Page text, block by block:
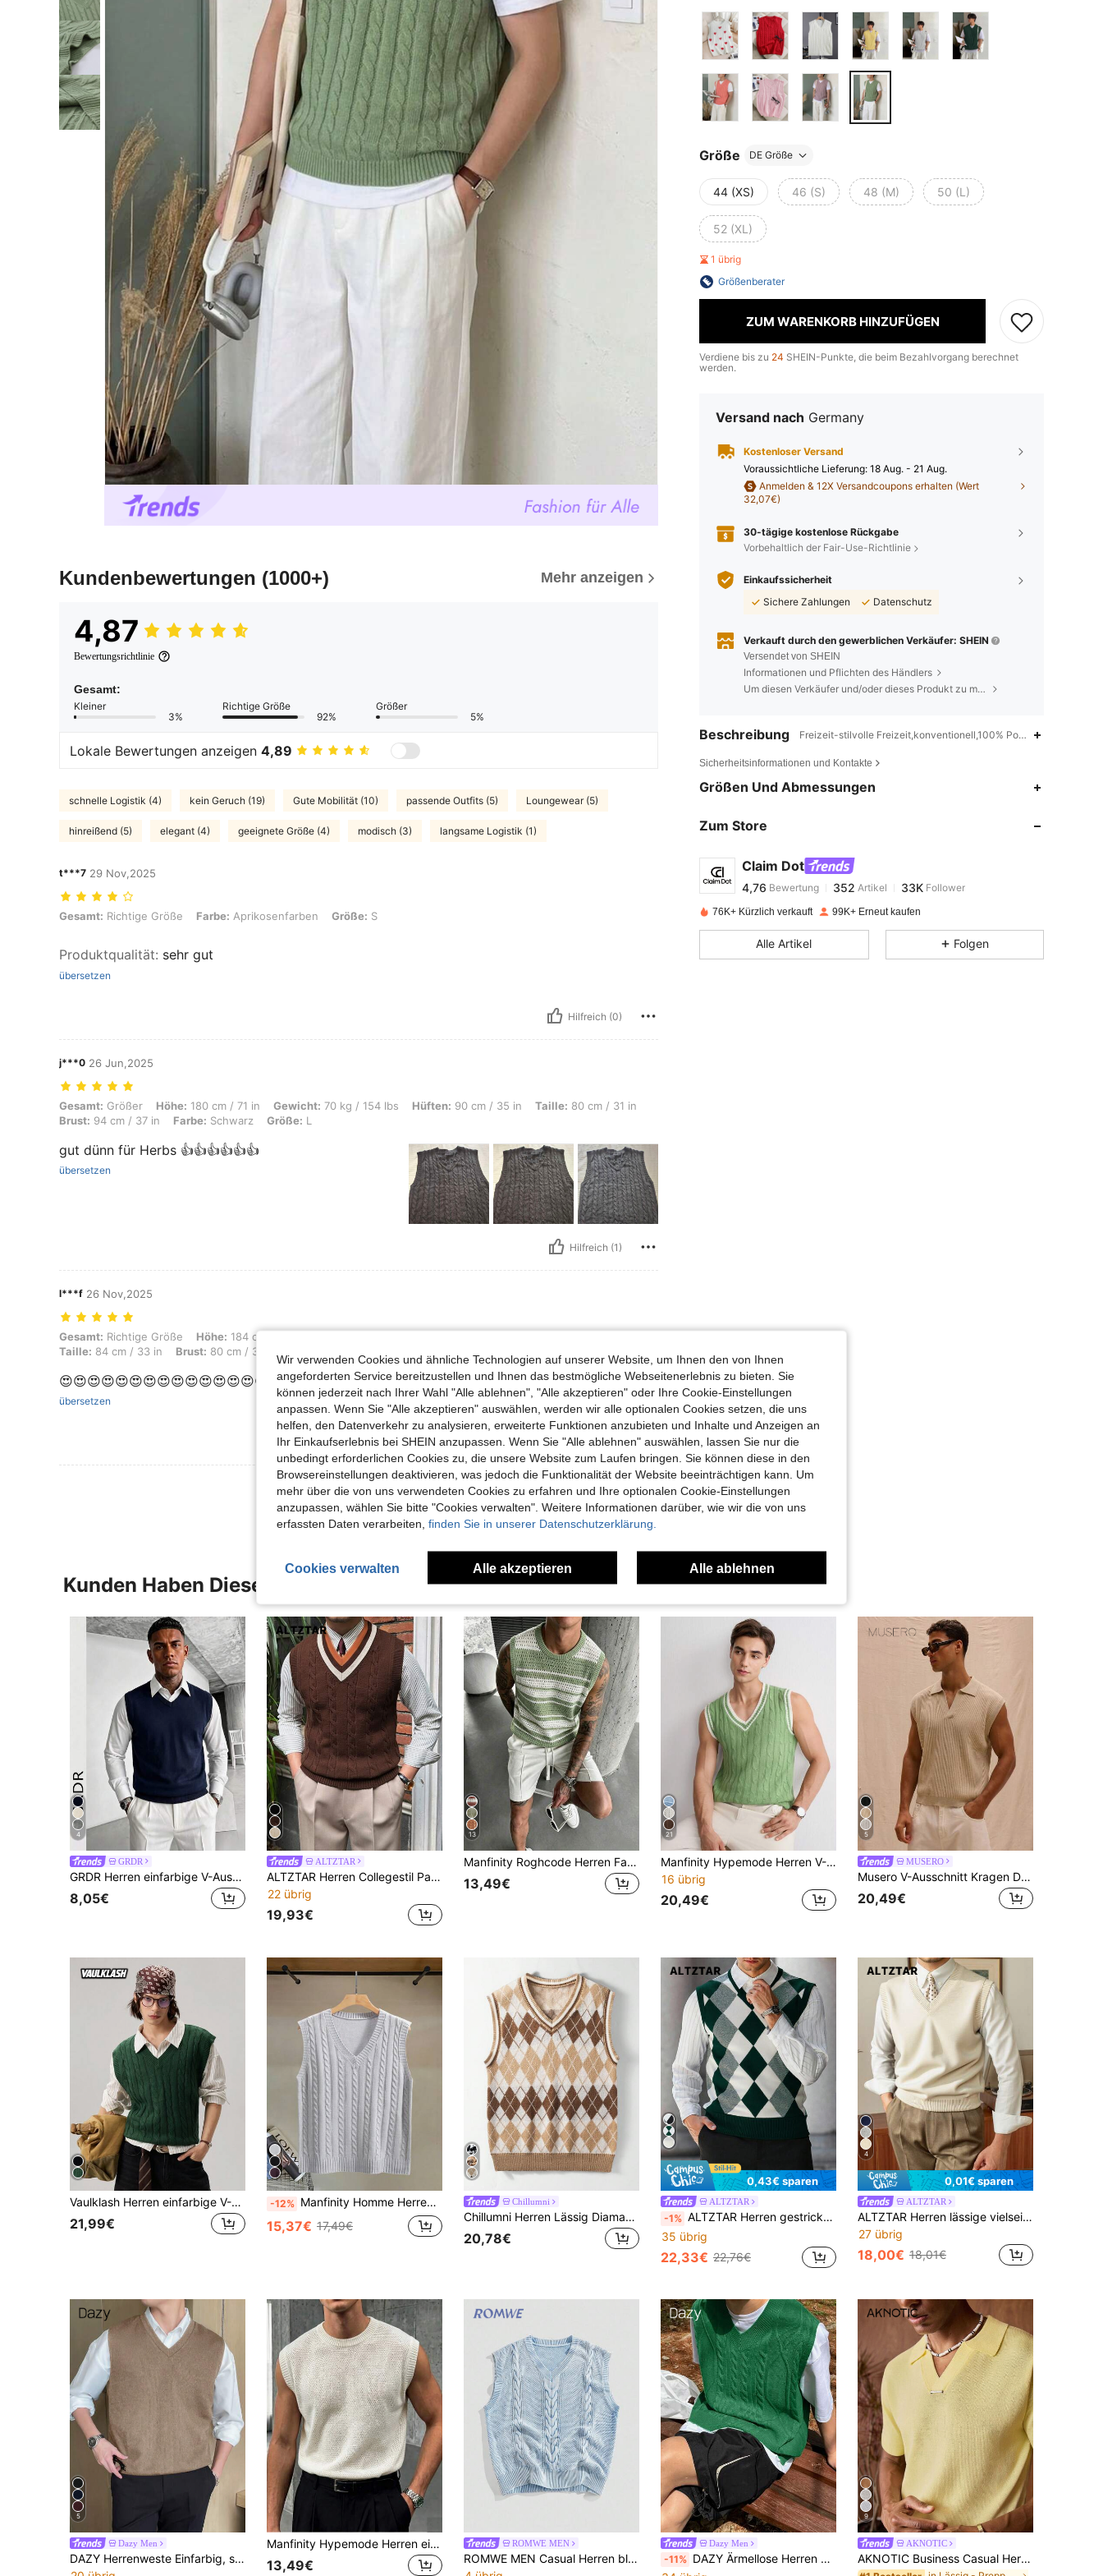
Kundenbewertungen (1000+) Mehr anzeigen
4,87
Bewertungsrichtlinie
Gesamt:
Kleiner
3%
Richtige Größe
92%
Größer
5%
Lokale Bewertungen anzeigen 4,89
schnelle Logistik (4) kein Geruch (19) Gute Mobilität (10) passende Outfits (5) Loungewear (5)
hinreißend (5) elegant (4) geeignete Größe (4) modisch (3) langsame Logistik (1)
t***7 29 Nov,2025
Gesamt: Richtige Größe, Farbe: Aprikosenfarben, Größe: S
Gesamt: Richtige Größe Farbe: Aprikosenfarben Größe: S
Produktqualität: sehr gut
übersetzen
Hilfreich (0)
j***0 26 Jun,2025
Gesamt: Größer, Höhe: 180 cm / 71 in, Gewicht: 70 kg / 154 lbs, Hüften: 90 cm / 35 in, Taille: 80 cm / 31 in, Brust: 94 cm / 37 in, Farbe: Schwarz, Größe: L
Gesamt: Größer Höhe: 180 cm / 71 in Gewicht: 70 kg / 154 lbs Hüften: 90 cm / 35 in Taille: 80 cm / 31 in
Brust: 94 cm / 37 in Farbe: Schwarz Größe: L
gut dünn für Herbs 👍👍👍👍👍👍
übersetzen
Hilfreich (1)
l***f 26 Nov,2025
Gesamt: Richtige Größe, Höhe: 184 cm / 72 in, Gewicht: 80 kg / 176 lbs, Hüften: 114 cm / 45 in, Taille: 84 cm / 33 in, Brust: 80 cm / 31 in, Farbe: Aprikosenfarben, Größe: L
Gesamt: Richtige Größe Höhe: 184 cm / 72 in
Taille: 84 cm / 33 in Brust: 80 cm / 31 in
😍😍😍😍😍😍😍😍😍😍😍😍😍😍😍😍
übersetzen
Hilfreich (1)
Mehr Bewertungen Ansehen
Größe DE Größe
44 (XS) 46 (S) 48 (M) 50 (L)
52 (XL)
1 übrig
Größenberater
ZUM WARENKORB HINZUFÜGEN
Verdiene bis zu 24 SHEIN-Punkte, die beim Bezahlvorgang berechnet
werden.
Versand nach Germany
Kostenloser Versand
Voraussichtliche Lieferung: 18 Aug. - 21 Aug.
Anmelden & 12X Versandcoupons erhalten (Wert
32,07€)
30-tägige kostenlose Rückgabe
Vorbehaltlich der Fair-Use-Richtlinie
Einkaufssicherheit
Sichere Zahlungen
Datenschutz
Verkauft durch den gewerblichen Verkäufer: SHEIN
Versendet von SHEIN
Informationen und Pflichten des Händlers
Um diesen Verkäufer und/oder dieses Produkt zu melden
Beschreibung Freizeit-stilvolle Freizeit,konventionell,100% Polyacryl
Sicherheitsinformationen und Kontakte
Größen Und Abmessungen
Zum Store
Claim Dot
4,76
Bewertung 352
v***dbezahltVor 1 Tag
76K+ Kürzlich verkauft 99K+ Erneut kaufen
Alle Artikel Folgen
Kunden Haben Diese Artikel Auch Angeschaut
4
GRDR
GRDR Herren einfarbige V-Ausschnitt Lässig vielseitige gestrickte Weste
8,05€
ALTZTAR
ALTZTAR Herren Collegestil Patchwork Zopfstrick V-Ausschnitt Pullunder
22 übrig
19,93€
13
Manfinity Roghcode Herren Farbblock gestreifte Cut Out Strickweste Feiertag Festival Herbst Streetwear Winter
13,49€
21
Manfinity Hypemode Herren V-Ausschnitt ärmellose Twist Kabel Casual Minimalist Strickweste
16 übrig
20,49€
5
MUSERO
Musero V-Ausschnitt Kragen Drop Shoulder leichter gestrickter ärmelloser Pullunder für Frühling Sommer Straßenmode Urlaub
20,49€
Vaulklash Herren einfarbige V-Ausschnitt ärmellose minimalistische Strickweste, lässiger Alltags-Tragekomfort, Herbst/Winter
21,99€
-12% Manfinity Homme Herren einfarbige minimalistische ärmelloser Strickweste, lässiger Alltags-Tragekomfort
15,37€ 17,49€
Chillumni
Chillumni Herren Lässig Diamant Strickweste, Frühling/Herbst
20,78€
0,43€ sparen
ALTZTAR
-1% ALTZTAR Herren gestrickter Kontrast-Farbiger ärmellose Pullunder
35 übrig
22,33€ 22,76€
4
0,01€ sparen
ALTZTAR
ALTZTAR Herren lässige vielseitige einfarbige V-Ausschnitt Strickweste
27 übrig
18,00€ 18,01€
5
Dazy Men
DAZY Herrenweste Einfarbig, simpler Stil, ärmelloser gestrickter Pullunder für täglichen Sommertragen
Manfinity Hypemode Herren einfarbige Rundhals-Strickweste, lässig und vielseitig, für Date Night, Büro, Sunrise, Off-White, Herbst, Urlaub, Festival, Streetwear, Winter
13,49€
ROMWE MEN
ROMWE MEN Casual Herren blaues ärmeloses, vielseitiges, verwaschenenes Strick-Tank Top
Dazy Men
-11% DAZY Ärmellose Herren Strick-Tanktop mit grünem Zopfmuster, Sommer
9
AKNOTIC
AKNOTIC Business Casual Herren einfarbiges Polokragen Kurzarm Lässig Strick Top, Urlaub, Vatertagsgeschenke
Wir verwenden Cookies und ähnliche Technologien auf unserer Website, um Ihnen den von Ihnen
angeforderten Service bereitzustellen und Ihnen das bestmögliche Webseitenerlebnis zu bieten. Sie
können jederzeit nach Ihrer Wahl "Alle ablehnen", "Alle akzeptieren" oder Ihre Cookie-Einstellungen
anpassen. Wenn Sie "Alle akzeptieren" auswählen, werden wir alle optionalen Cookies setzen, die uns
helfen, den Datenverkehr zu analysieren, erweiterte Funktionen anzubieten und Inhalte und Anzeigen an
Ihr Einkaufserlebnis bei SHEIN anzupassen. Wenn Sie "Alle ablehnen" auswählen, lassen Sie nur die
unbedingt erforderlichen Cookies zu, die unsere Website zum Laufen bringen. Sie können diese in den
Browsereinstellungen deaktivieren, was jedoch die Funktionalität der Website beeinträchtigen kann. Um
mehr über die von uns verwendeten Cookies zu erfahren und Ihre optionalen Cookie-Einstellungen
anzupassen, wählen Sie bitte "Cookies verwalten". Weitere Informationen darüber, wie wir die von uns
erfassten Daten verarbeiten, finden Sie in unserer Datenschutzerklärung.
Cookies verwalten Alle akzeptieren Alle ablehnen